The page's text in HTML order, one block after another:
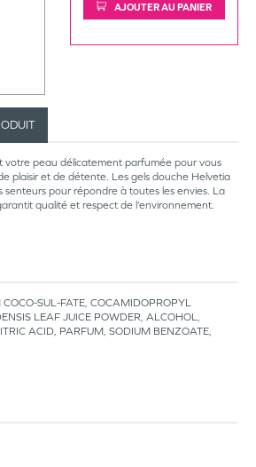
AJOUTER AU PANIER
votre peau délicatement parfumée pour vous
plaisir et de détente. Les gels douche Helvetia
senteurs pour répondre à toutes les envies. La
qualité et respect de l’environnement.
SUL-FATE, COCAMIDOPROPYL
LEAF JUICE POWDER, ALCOHOL,
ACID, PARFUM, SODIUM BENZOATE,